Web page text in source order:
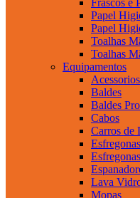
Papel
Papel
Toalhas
Toalhas
Equipamentos
Acessorios
Baldes
Baldes
Cabos
Carros de
Esfregonas
Lava
Mopas